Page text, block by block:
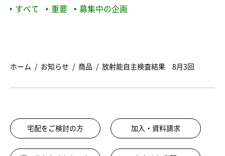
すべて 重要 募集中の企画
ホーム お知らせ 商品 放射能自主検査結果 8月3回
宅配をご検討の方 加入・資料請求